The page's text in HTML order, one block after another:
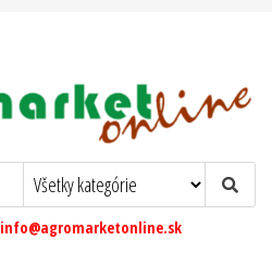
info@agromarketonline.sk